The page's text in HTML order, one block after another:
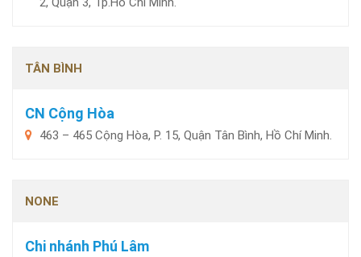
TÂN BÌNH
CN Cộng Hòa
463 – 465 Cộng Hòa, P. 15, Quận Tân Bình, Hồ Chí Minh.
NONE
Chi nhánh Phú Lâm